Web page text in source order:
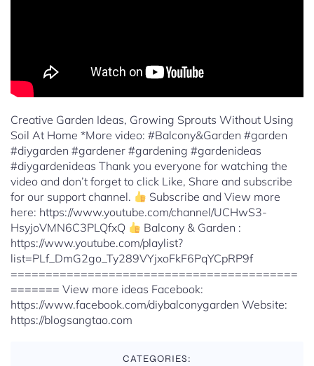
Creative Garden Ideas, Growing Sprouts Without Using
Soil At Home *More video: #Balcony&Garden #garden
#diygarden #gardener #gardening #gardenideas
#diygardenideas Thank you everyone for watching the
video and don’t forget to click Like, Share and subscribe
for our support channel.
Subscribe and View more
here: https://www.youtube.com/channel/UCHwS3-
HsyjoVMN6C3PLQfxQ
Balcony & Garden :
https://www.youtube.com/playlist?
list=PLf_DmG2go_Ty289VYjxoFkF6PqYCpRP9f
=========================================
======= View more ideas Facebook:
https://www.facebook.com/diybalconygarden Website:
https://blogsangtao.com
CATEGORIES: